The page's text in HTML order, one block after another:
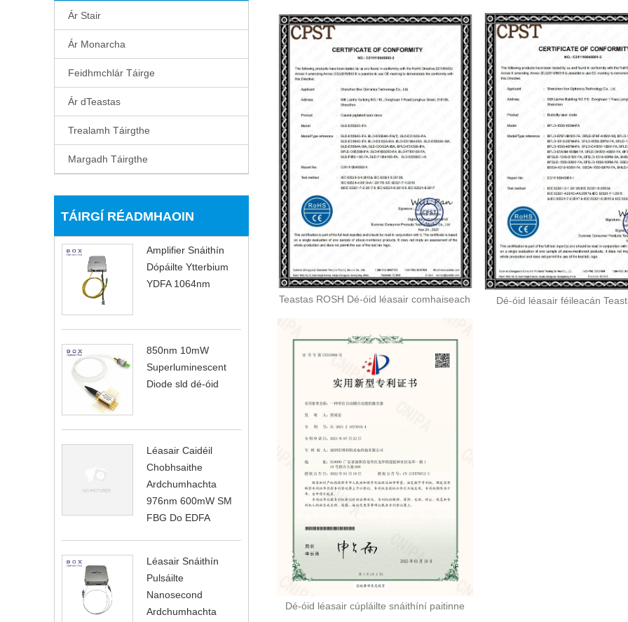
Ár Stair
Ár Monarcha
Feidhmchlár Táirge
Ár dTeastas
Trealamh Táirgthe
Margadh Táirgthe
TÁIRGÍ RÉADMHAOIN
Amplifier Snáithín
Dópáilte Ytterbium
YDFA 1064nm
850nm 10mW
Superluminescent
Diode sld dé-óid
Léasair Caidéil
Chobhsaithe
Ardchumhachta
976nm 600mW SM
FBG Do EDFA
Léasair Snáithín
Pulsáilte
Nanosecond
Ardchumhachta
Teastas ROSH Dé-óid léasair comhaiseach Dé-óid léasair féileacán
Dé-óid léasair cúpláilte snáithíní paitinne